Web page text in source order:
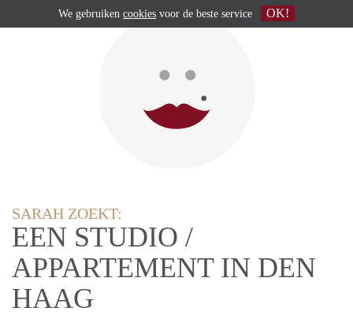
SARAH ZOEKT:
EEN STUDIO /
APPARTEMENT IN DEN
HAAG
We gebruiken cookies voor de beste service OK!